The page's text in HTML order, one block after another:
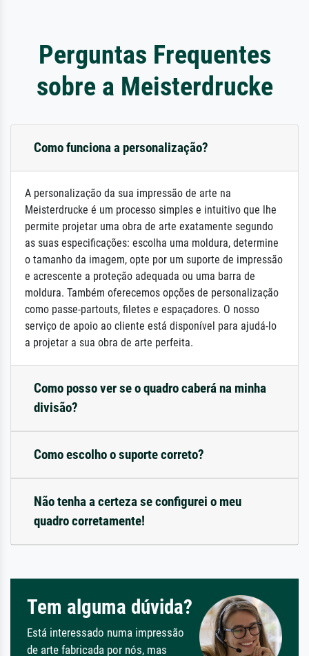
Perguntas Frequentes
sobre a Meisterdrucke
Como funciona a personalização?
A personalização da sua impressão de arte na
Meisterdrucke é um processo simples e intuitivo que lhe
permite projetar uma obra de arte exatamente segundo
as suas especificações: escolha uma moldura, determine
o tamanho da imagem, opte por um suporte de impressão
e acrescente a proteção adequada ou uma barra de
moldura. Também oferecemos opções de personalização
como passe-partouts, filetes e espaçadores. O nosso
serviço de apoio ao cliente está disponível para ajudá-lo
a projetar a sua obra de arte perfeita.
Como posso ver se o quadro caberá na minha
divisão?
Como escolho o suporte correto?
Não tenha a certeza se configurei o meu
quadro corretamente!
Tem alguma dúvida?
Está interessado numa impressão
de arte fabricada por nós, mas